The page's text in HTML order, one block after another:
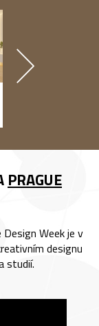
PRAGUE
Week je v
designu
studií.